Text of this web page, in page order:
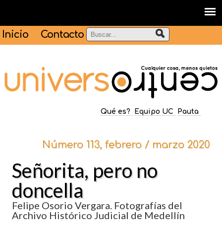
Inicio Contacto
Qué es? Equipo UC Pauta
Número 113, febrero / marzo 2020
Señorita, pero no
doncella
Felipe Osorio Vergara. Fotografías del
Archivo Histórico Judicial de Medellín